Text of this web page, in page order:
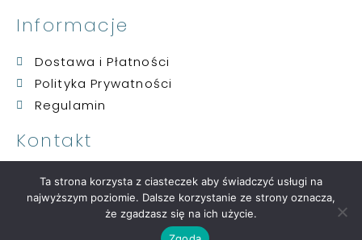
Informacje
Dostawa i Płatności
Polityka Prywatności
Regulamin
Kontakt
artwskontakt@gmail.com
509 084 381
Copyright © 2021 ART WORKSHOP STUDIO | Strona stworzona w ramach projektu atwi
Ta strona korzysta z ciasteczek aby świadczyć usługi na
najwyższym poziomie. Dalsze korzystanie ze strony oznacza,
że zgadzasz się na ich użycie.